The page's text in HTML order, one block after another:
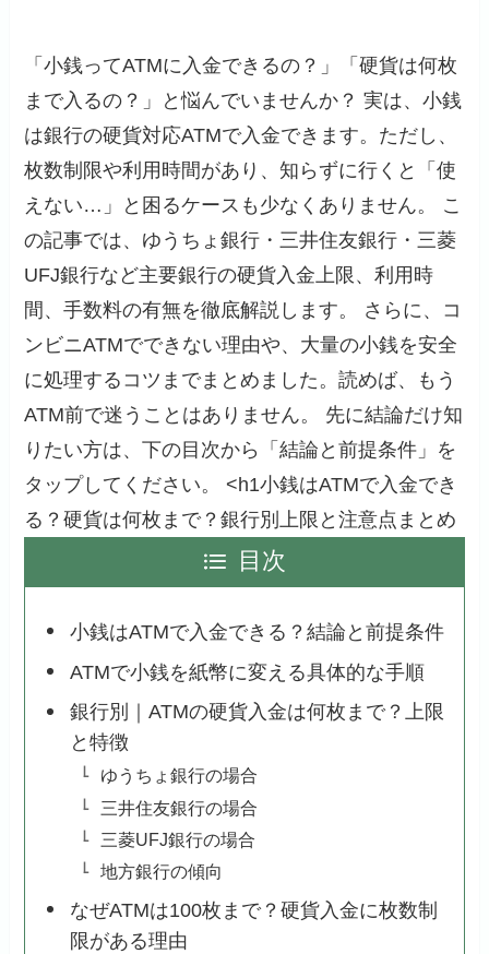
「小銭ってATMに入金できるの？」「硬貨は何枚
まで入るの？」と悩んでいませんか？ 実は、小銭
は銀行の硬貨対応ATMで入金できます。ただし、
枚数制限や利用時間があり、知らずに行くと「使
えない…」と困るケースも少なくありません。 こ
の記事では、ゆうちょ銀行・三井住友銀行・三菱
UFJ銀行など主要銀行の硬貨入金上限、利用時
間、手数料の有無を徹底解説します。 さらに、コ
ンビニATMでできない理由や、大量の小銭を安全
に処理するコツまでまとめました。読めば、もう
ATM前で迷うことはありません。 先に結論だけ知
りたい方は、下の目次から「結論と前提条件」を
タップしてください。 <h1小銭はATMで入金でき
る？硬貨は何枚まで？銀行別上限と注意点まとめ
目次
小銭はATMで入金できる？結論と前提条件
ATMで小銭を紙幣に変える具体的な手順
銀行別｜ATMの硬貨入金は何枚まで？上限
と特徴
ゆうちょ銀行の場合
三井住友銀行の場合
三菱UFJ銀行の場合
地方銀行の傾向
なぜATMは100枚まで？硬貨入金に枚数制
限がある理由